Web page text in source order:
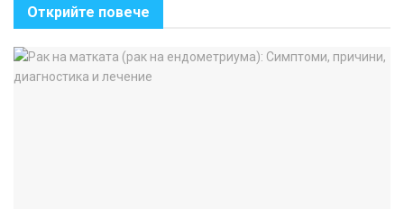
Открийте повече